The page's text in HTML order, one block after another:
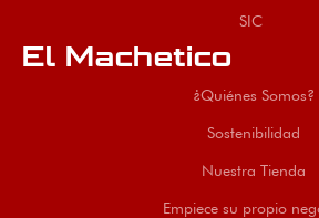
SIC
El Machetico
¿Quiénes Somos?
Sostenibilidad
Nuestra Tienda
Empiece su propio